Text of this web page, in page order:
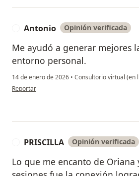
Antonio Opinión verificada
Me ayudó a generar mejores
entorno personal.
14 de enero de 2026 • Consultorio virtual (en
en opinión del usuario Antonio
Reportar
PRISCILLA Opinión verificada
Lo que me encanto de Oriana